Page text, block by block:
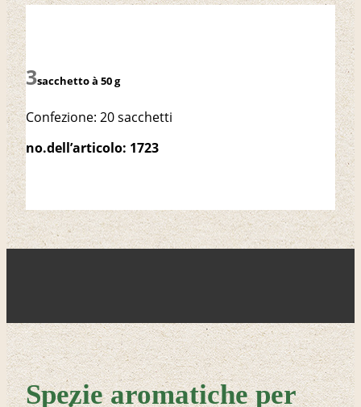
sacchetto à 50 g
Confezione: 20 sacchetti
no.dell’articolo: 1723
Spezie aromatiche per